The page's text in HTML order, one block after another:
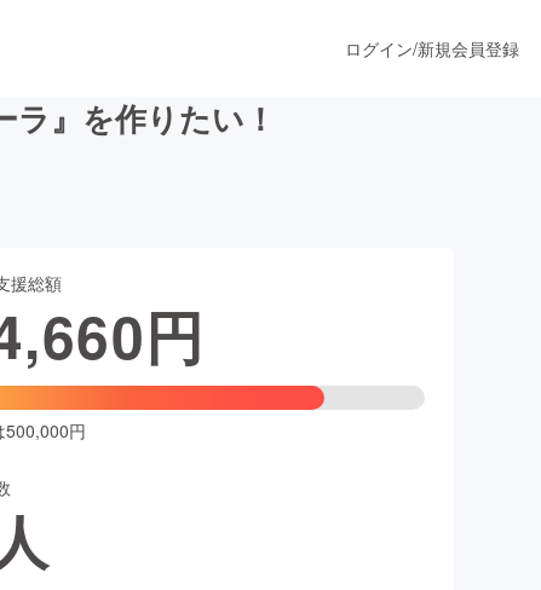
ファッション
ログイン/新規会員登録
』を作りたい！
援総額
円
500,000円